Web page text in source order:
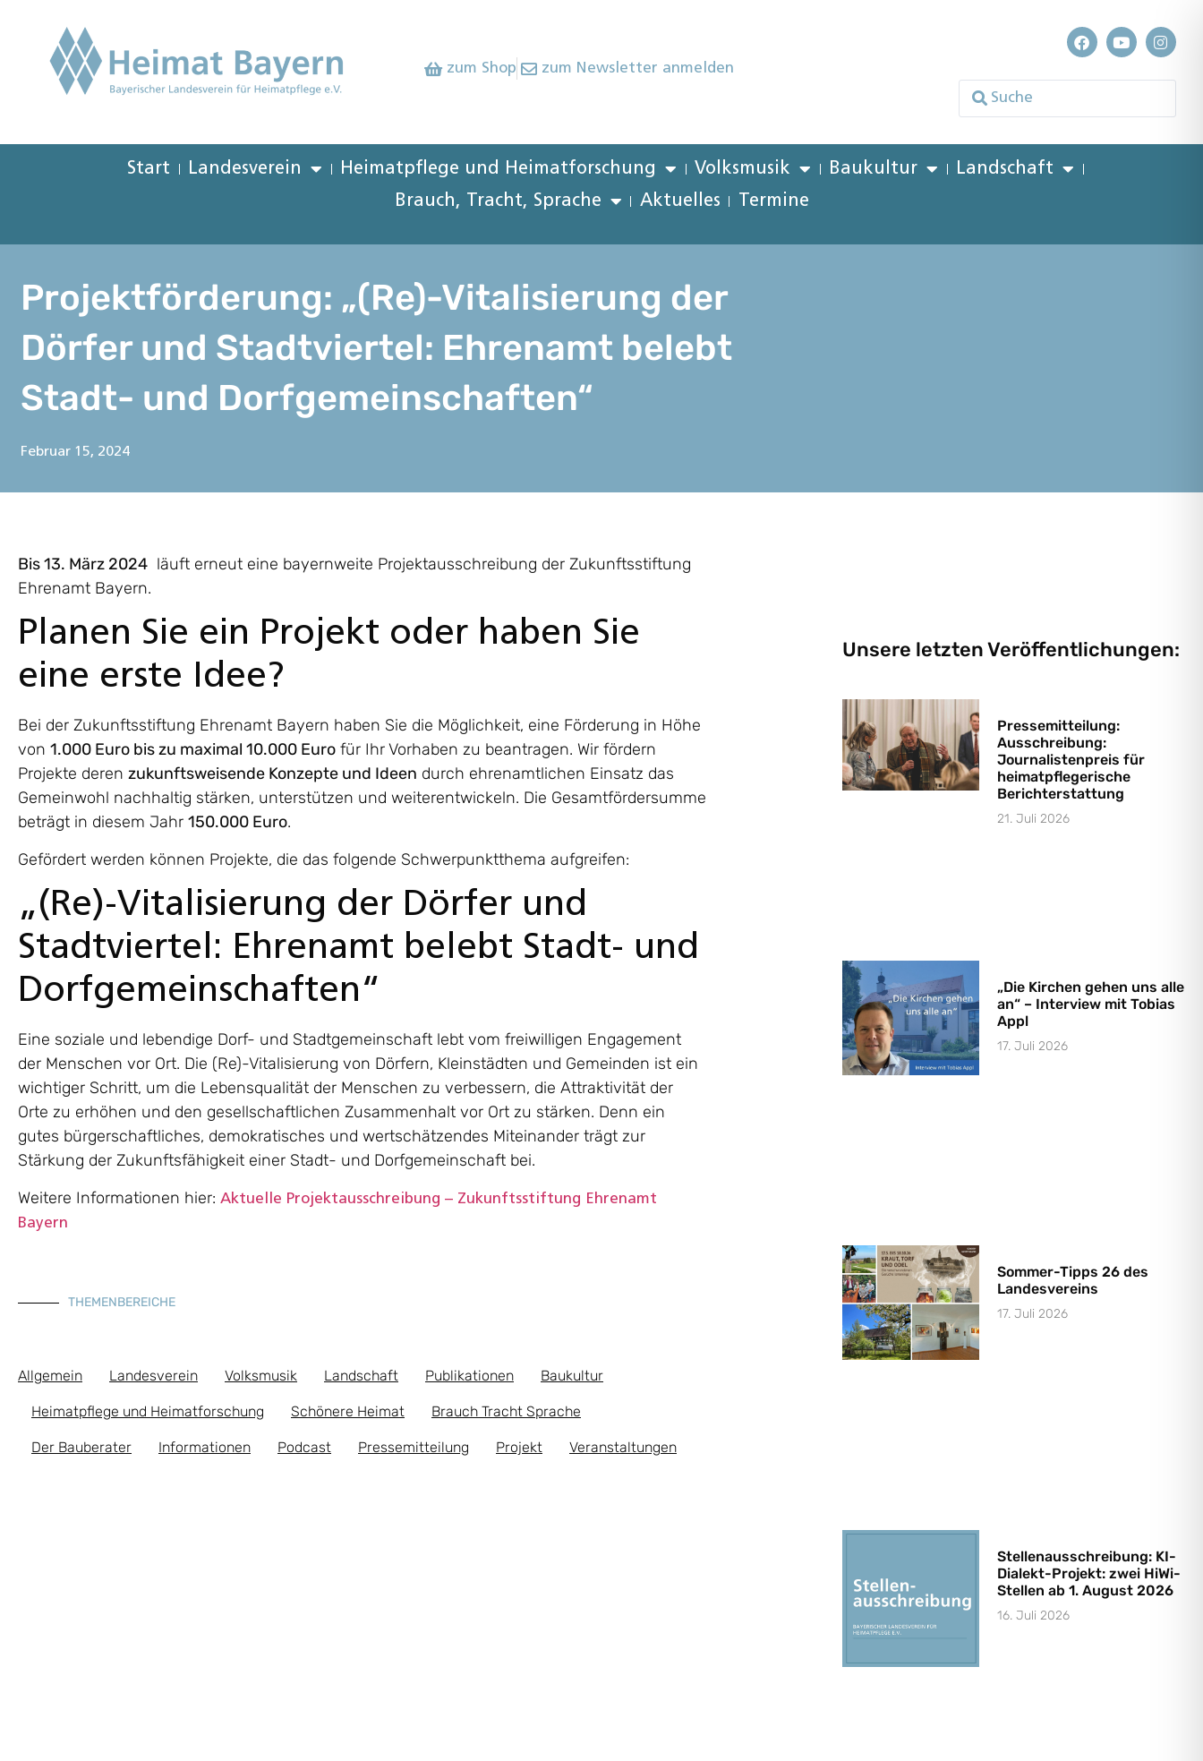
zum Shop zum Newsletter anmelden
Start Landesverein Heimatpflege und Heimatforschung Volksmusik Baukultur
Landschaft
Brauch, Tracht, Sprache
Aktuelles Termine
Projektförderung: „(Re)-Vitalisierung der
Dörfer und Stadtviertel: Ehrenamt belebt
Stadt- und Dorfgemeinschaften“
Februar 15, 2024
Bis 13. März 2024 läuft erneut eine bayernweite Projektausschreibung der Zukunftsstiftung
Ehrenamt Bayern.
Planen Sie ein Projekt oder haben Sie
eine erste Idee?
Bei der Zukunftsstiftung Ehrenamt Bayern haben Sie die Möglichkeit, eine Förderung in Höhe
von 1.000 Euro bis zu maximal 10.000 Euro für Ihr Vorhaben zu beantragen. Wir fördern
Projekte deren zukunftsweisende Konzepte und Ideen durch ehrenamtlichen Einsatz das
Gemeinwohl nachhaltig stärken, unterstützen und weiterentwickeln. Die Gesamtfördersumme
beträgt in diesem Jahr 150.000 Euro.
Gefördert werden können Projekte, die das folgende Schwerpunktthema aufgreifen:
„(Re)-Vitalisierung der Dörfer und
Stadtviertel: Ehrenamt belebt Stadt- und
Dorfgemeinschaften“
Eine soziale und lebendige Dorf- und Stadtgemeinschaft lebt vom freiwilligen Engagement
der Menschen vor Ort. Die (Re)-Vitalisierung von Dörfern, Kleinstädten und Gemeinden ist ein
wichtiger Schritt, um die Lebensqualität der Menschen zu verbessern, die Attraktivität der
Orte zu erhöhen und den gesellschaftlichen Zusammenhalt vor Ort zu stärken. Denn ein
gutes bürgerschaftliches, demokratisches und wertschätzendes Miteinander trägt zur
Stärkung der Zukunftsfähigkeit einer Stadt- und Dorfgemeinschaft bei.
Weitere Informationen hier: Aktuelle Projektausschreibung – Zukunftsstiftung Ehrenamt
Bayern
THEMENBEREICHE
Allgemein Landesverein Volksmusik Landschaft Publikationen Baukultur
Heimatpflege und Heimatforschung Schönere Heimat Brauch Tracht Sprache
Der Bauberater Informationen Podcast Pressemitteilung Projekt Veranstaltungen
Unsere letzten Veröffentlichungen:
Pressemitteilung:
Ausschreibung:
Journalistenpreis für
heimatpflegerische
Berichterstattung
21. Juli 2026
„Die Kirchen gehen uns alle
an“ – Interview mit Tobias
Appl
17. Juli 2026
Sommer-Tipps 26 des
Landesvereins
17. Juli 2026
Stellenausschreibung: KI-
Dialekt-Projekt: zwei HiWi-
Stellen ab 1. August 2026
16. Juli 2026